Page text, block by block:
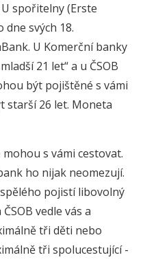
spořitelny (Erste
svých 18.
U Komerční banky
21 let“ a u ČSOB
být pojištěné s vámi
starší 26 let. Moneta
s vámi cestovat.
ho nijak neomezují.
pojistí libovolný
vedle vás a
tři děti nebo
tři spolucestující -